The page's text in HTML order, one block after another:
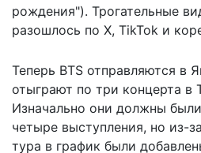
рождения"). Трогательные
разошлось по X, TikTok и
Теперь BTS отправляются в
отыграют по три концерта в
Изначально они должны
четыре выступления, но из-
тура в график были